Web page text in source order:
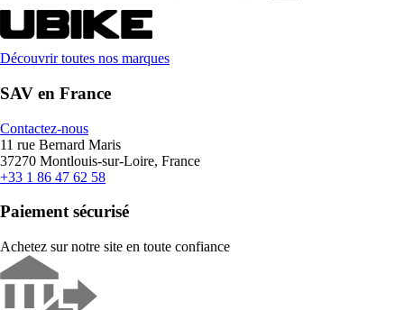
Découvrir toutes nos marques
SAV en France
Contactez-nous
11 rue Bernard Maris
37270 Montlouis-sur-Loire, France
+33 1 86 47 62 58
Paiement sécurisé
Achetez sur notre site en toute confiance